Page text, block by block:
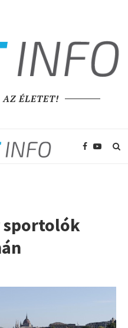
AZ ÉLETET!
sportolók